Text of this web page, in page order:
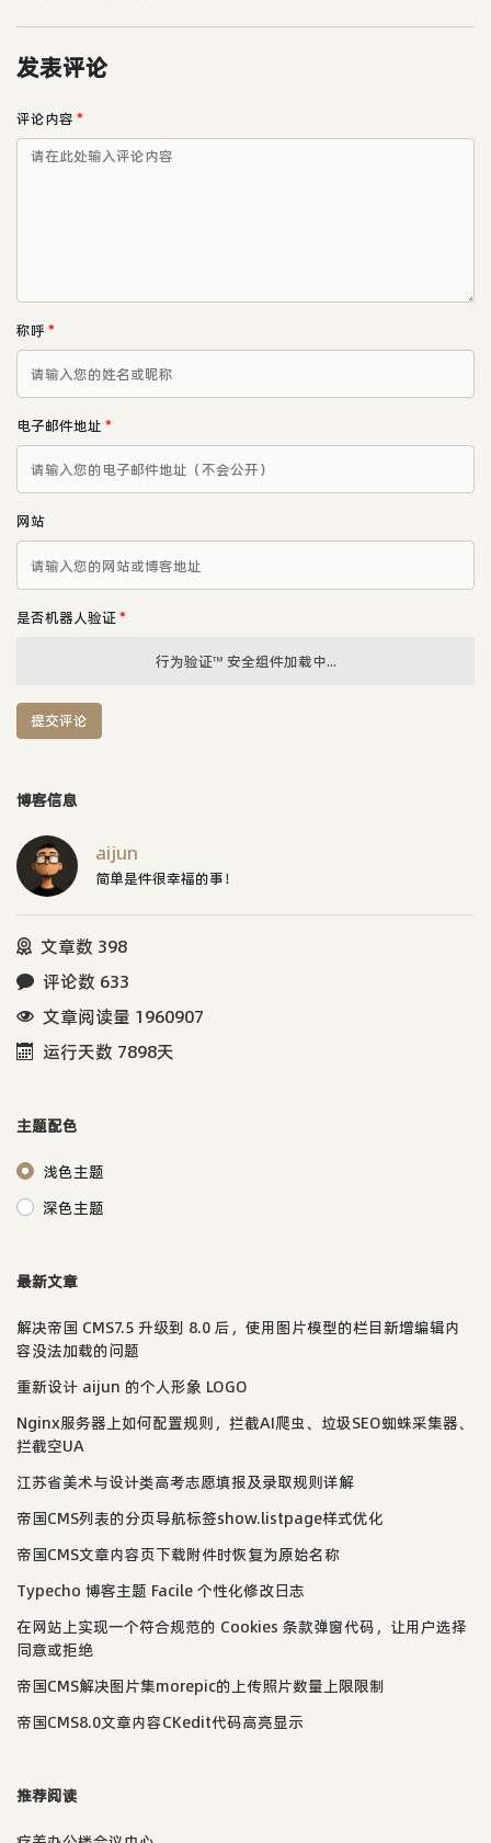
发表评论
评论内容 *
称呼*
电子邮件地址 *
网站
是否机器人验证 *
行为验证™ 安全组件加载中...
提交评论
博客信息
aijun
简单是件很幸福的事！
文章数 398
评论数 633
文章阅读量 1960907
运行天数 7898天
主题配色
浅色主题
深色主题
最新文章
解决帝国 CMS7.5 升级到 8.0 后，使用图片模型的栏目新增编辑内
容没法加载的问题
重新设计 aijun 的个人形象 LOGO
Nginx服务器上如何配置规则，拦截AI爬虫、垃圾SEO蜘蛛采集器、
拦截空UA
江苏省美术与设计类高考志愿填报及录取规则详解
帝国CMS列表的分页导航标签show.listpage样式优化
帝国CMS文章内容页下载附件时恢复为原始名称
Typecho 博客主题 Facile 个性化修改日志
在网站上实现一个符合规范的 Cookies 条款弹窗代码，让用户选择
同意或拒绝
帝国CMS解决图片集morepic的上传照片数量上限限制
帝国CMS8.0文章内容CKedit代码高亮显示
推荐阅读